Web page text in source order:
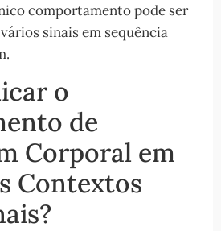
comportamento pode ser
sinais em sequência
o
de
Corporal em
Contextos